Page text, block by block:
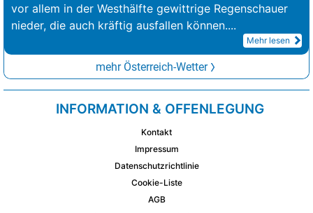
vor allem in der Westhälfte gewittrige Regenschauer
nieder, die auch kräftig ausfallen können....
Mehr lesen
mehr Österreich-Wetter
INFORMATION & OFFENLEGUNG
Kontakt
Impressum
Datenschutzrichtlinie
Cookie-Liste
AGB